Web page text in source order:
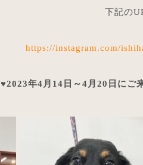
下記の
https://instagram.com/
♥2023年4月14日～4月20日にご